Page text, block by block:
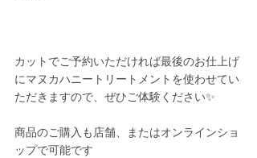
カットでご予約いただければ最後のお仕上げ
にマヌカハニートリートメントを使わせてい
ただきますので、ぜひご体験ください✨
商品のご購入も店舗、またはオンラインショ
ップで可能です﻿